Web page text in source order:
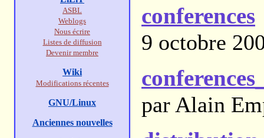
conferences
9 octobre
par Alain
ASBL
Weblogs
Nous écrire
Listes de diffusion
Devenir membre
Wiki
Modifications récentes
GNU/Linux
Anciennes nouvelles